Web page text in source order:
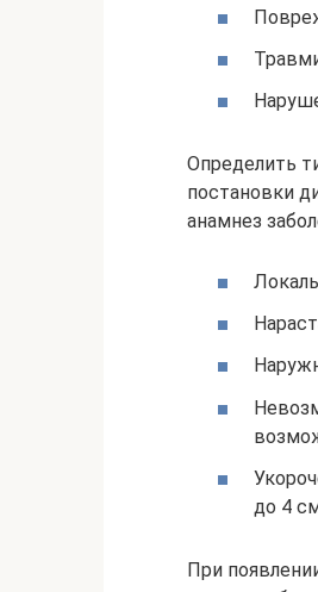
Определить
постановки
анамнез
до 4
При